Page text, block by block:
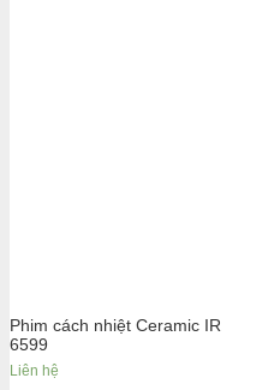
Phim cách nhiệt Ceramic IR
6599
Liên hệ